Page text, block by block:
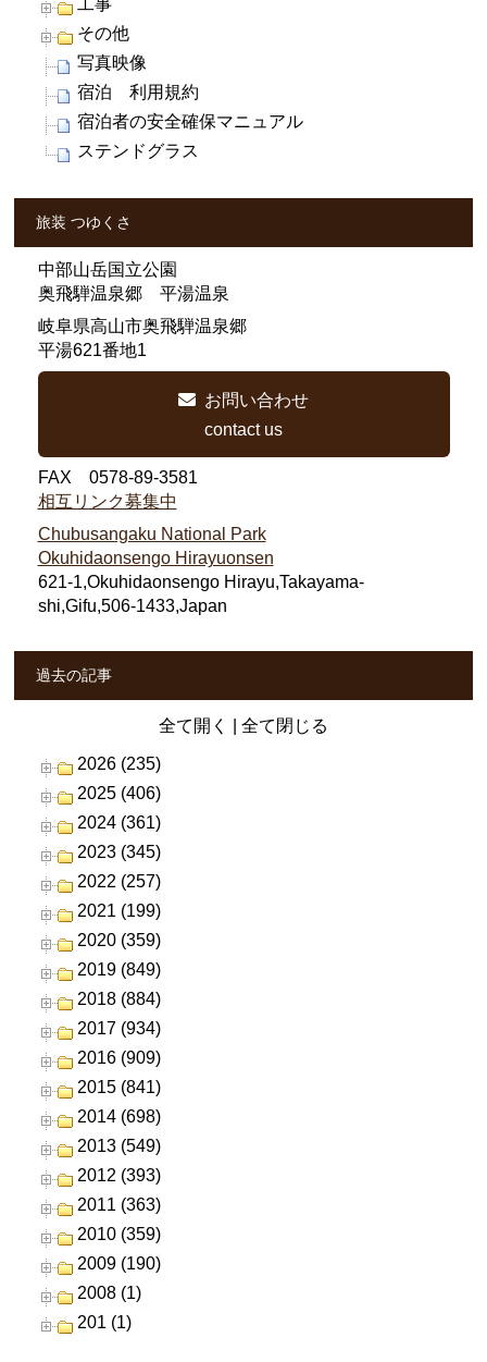
その他
写真映像
宿泊 利用規約
宿泊者の安全確保マニュアル
ステンドグラス
旅装 つゆくさ
中部山岳国立公園
奥飛騨温泉郷 平湯温泉
岐阜県高山市奥飛騨温泉郷
平湯621番地1
お問い合わせ
contact us
FAX 0578-89-3581
相互リンク募集中
Chubusangaku National Park
Okuhidaonsengo Hirayuonsen
621-1,Okuhidaonsengo Hirayu,Takayama-
shi,Gifu,506-1433,Japan
過去の記事
全て開く 全て閉じる
2026 (235)
2025 (406)
2024 (361)
2023 (345)
2022 (257)
2021 (199)
2020 (359)
2019 (849)
2018 (884)
2017 (934)
2016 (909)
2015 (841)
2014 (698)
2013 (549)
2012 (393)
2011 (363)
2010 (359)
2009 (190)
2008 (1)
201 (1)